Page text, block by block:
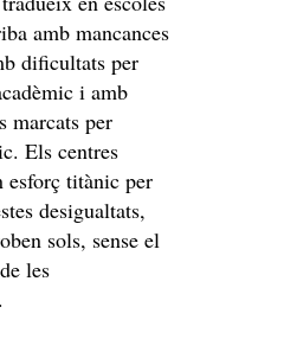
amb mancances
dificultats per
i amb
marcats per
Els centres
esforç titànic per
desigualtats,
sols, sense el
les